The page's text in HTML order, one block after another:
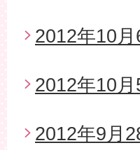
2012年10
2012年10
2012年9月